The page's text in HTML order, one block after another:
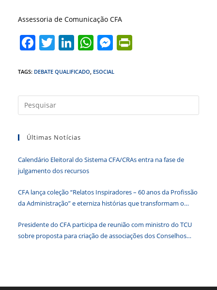
Assessoria de Comunicação CFA
F
c
b
o
o
T
itt
Li
k
n
W
at
p
M
ss
g n
TAGS: DEBATE QUALIFICADO ESOCIAL
a
Últimas Notícias
Calendário Eleitoral do Sistema CFA/CRAs entra na fase de
julgamento dos recursos
CFA lança coleção “Relatos Inspiradores – 60 anos da Profissão
da Administração” e eterniza histórias que transformam o
Presidente do CFA participa de reunião com ministro do TCU
sobre proposta para criação de associações dos Conselhos